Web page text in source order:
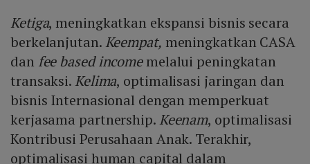
Ketiga, meningkatkan ekspansi bisnis secara
berkelanjutan. Keempat, meningkatkan CASA
dan fee based incomemelalui peningkatan
transaksi. Kelima, optimalisasi jaringan dan
bisnis Internasional dengan memperkuat
kerjasama partnership. Keenam, optimalisasi
Kontribusi Perusahaan Anak. Terakhir,
optimalisasi human capital dalam